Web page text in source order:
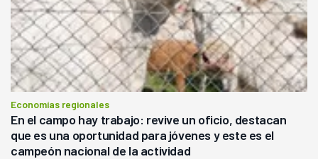
Economías regionales
En el campo hay trabajo: revive un oficio, destacan
que es una oportunidad para jóvenes y este es el
campeón nacional de la actividad